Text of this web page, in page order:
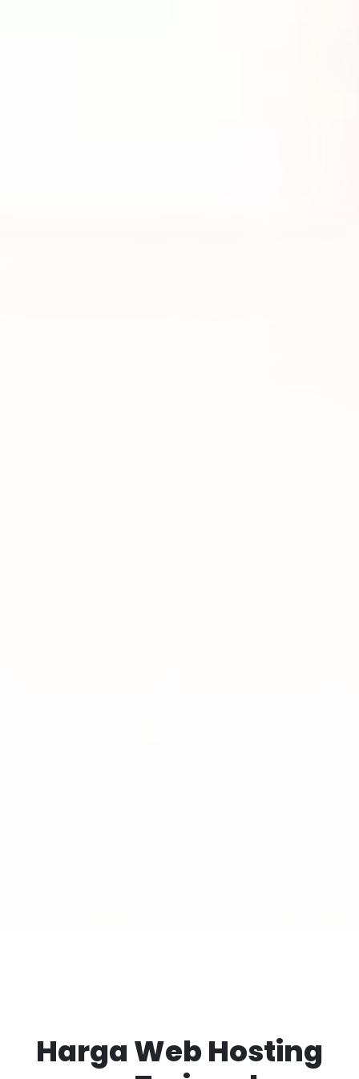
Harga Web Hosting